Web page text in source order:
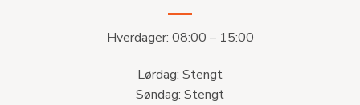
Hverdager: 08:00 – 15:00
Lørdag: Stengt
Søndag: Stengt